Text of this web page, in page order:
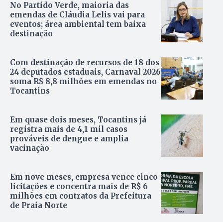
No Partido Verde, maioria das
emendas de Cláudia Lelis vai para
eventos; área ambiental tem baixa
destinação
Com destinação de recursos de 18 dos
24 deputados estaduais, Carnaval 2026
soma R$ 8,8 milhões em emendas no
Tocantins
Em quase dois meses, Tocantins já
registra mais de 4,1 mil casos
prováveis de dengue e amplia
vacinação
Em nove meses, empresa vence cinco
licitações e concentra mais de R$ 6
milhões em contratos da Prefeitura
de Praia Norte